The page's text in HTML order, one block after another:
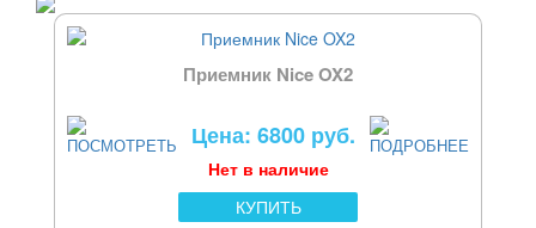
Приемник Nice OX2
Цена: 6800 руб.
Нет в наличие
КУПИТЬ